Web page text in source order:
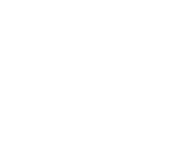
momento me es